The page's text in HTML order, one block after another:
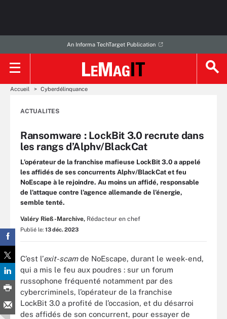
An Informa TechTarget Publication
Accueil Cyberdélinquance
ACTUALITES
Ransomware : LockBit 3.0 recrute dans
les rangs d’Alphv/BlackCat
L’opérateur de la franchise mafieuse LockBit 3.0 a appelé
les affidés de ses concurrents Alphv/BlackCat et feu
NoEscape à le rejoindre. Au moins un affidé, responsable
de l’attaque contre l’agence allemande de l’énergie,
semble tenté.
Valéry Rieß-Marchive, Rédacteur en chef
Publié le: 13 déc. 2023
C’est l’exit-scamde NoEscape, durant le week-end,
qui a mis le feu aux poudres : sur un forum
russophone fréquenté notamment par des
cybercriminels, l’opérateur de la franchise
LockBit 3.0 a profité de l’occasion, et du désarroi
des affidés de son concurrent, pour essayer de